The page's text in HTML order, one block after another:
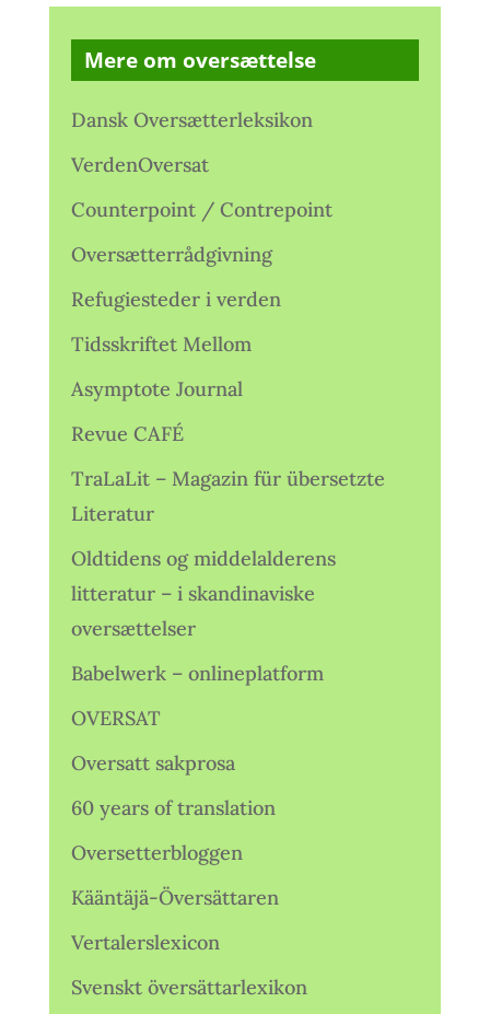
Mere om oversættelse
Dansk Oversætterleksikon
VerdenOversat
Counterpoint / Contrepoint
Oversætterrådgivning
Refugiesteder i verden
Tidsskriftet Mellom
Asymptote Journal
Revue CAFÉ
TraLaLit – Magazin für übersetzte
Literatur
Oldtidens og middelalderens
litteratur – i skandinaviske
oversættelser
Babelwerk – onlineplatform
OVERSAT
Oversatt sakprosa
60 years of translation
Oversetterbloggen
Kääntäjä-Översättaren
Vertalerslexicon
Svenskt översättarlexikon